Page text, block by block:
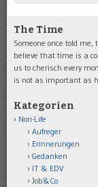
The Time
Someone once told
believe that time is a
us to cherisch every
is not as important as
Kategorien
Nori-Life
Aufreger
Erinnerungen
Gedanken
IT & EDV
Job&Co